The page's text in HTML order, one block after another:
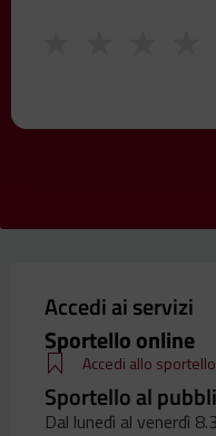
Accedi ai servizi
Sportello online
Accedi allo
Sportello al
Dal lunedì al venerdì